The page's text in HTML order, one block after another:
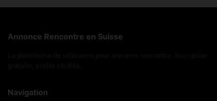
Annonce Rencontre en Suisse
Navigation